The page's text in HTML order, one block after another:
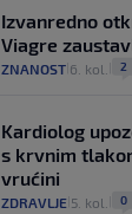
Izvanredno
Viagre
ZNANOST 6. kol. 2
Kardiolog
s krvnim
vrućini
ZDRAVLJE 5. kol. 0